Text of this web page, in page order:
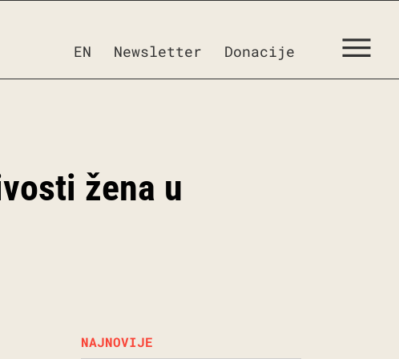
EN Newsletter Donacije
žena u
NAJNOVIJE